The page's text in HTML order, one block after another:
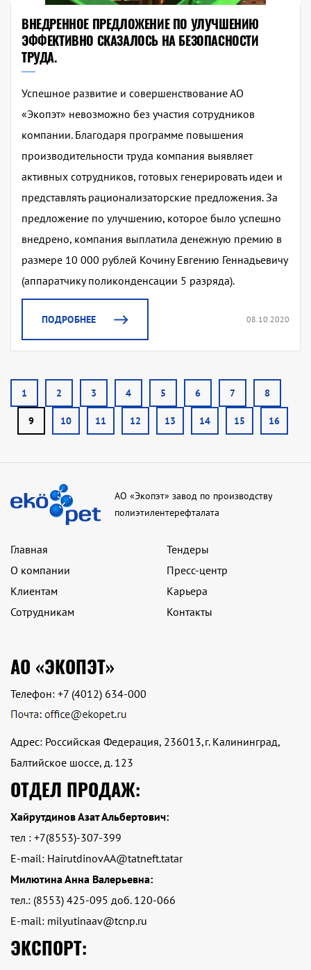
ВНЕДРЕННОЕ ПРЕДЛОЖЕНИЕ ПО УЛУЧШЕНИЮ
ЭФФЕКТИВНО СКАЗАЛОСЬ НА БЕЗОПАСНОСТИ
ТРУДА.
Успешное развитие и совершенствование АО
«Экопэт» невозможно без участия сотрудников
компании. Благодаря программе повышения
производительности труда компания выявляет
активных сотрудников, готовых генерировать идеи и
представлять рационализаторские предложения. За
предложение по улучшению, которое было успешно
внедрено, компания выплатила денежную премию в
размере 10 000 рублей Кочину Евгению Геннадьевичу
(аппаратчику поликонденсации 5 разряда).
ПОДРОБНЕЕ 08.10.2020
1 2 3 4 5 6 7 8
9 10 11 12 13 14 15 16
АО «Экопэт» завод по производству
полиэтилентерефталата
Главная
О компании
Клиентам
Сотрудникам
Тендеры
Пресс-центр
Карьера
Контакты
АО «ЭКОПЭТ»
Телефон: +7 (4012) 634-000
Адрес: Российская Федерация, 236013,г. Калининград,
Балтийское шоссе, д. 123
ОТДЕЛ ПРОДАЖ:
Хайрутдинов Азат Альбертович:
тел : +7(8553)-307-399
E-mail: HairutdinovAA@tatneft.tatar
Милютина Анна Валерьевна:
тел.: (8553) 425-095 доб. 120-066
E-mail: milyutinaav@tcnp.ru
ЭКСПОРТ: